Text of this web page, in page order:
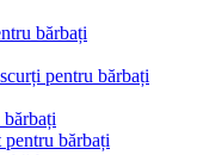
bărbați
pentru bărbați
pentru bărbați